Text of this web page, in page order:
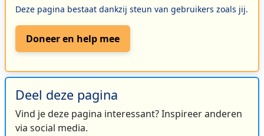
Deze pagina bestaat dankzij steun van gebruikers zoals jij.
Doneer en help mee
Deel deze pagina
Vind je deze pagina interessant? Inspireer anderen
via social media.